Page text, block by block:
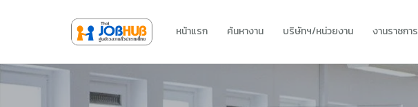
หน้าแรก ค้นหางาน บริษัทฯ/หน่วยงาน งานราชการ